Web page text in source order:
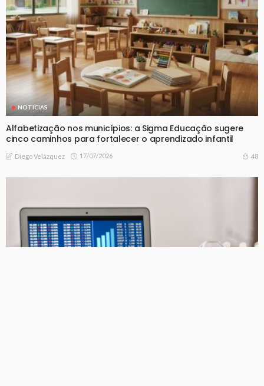
NOTICIAS
Alfabetização nos municípios: a Sigma Educação sugere
cinco caminhos para fortalecer o aprendizado infantil
Diego Velázquez 17/07/2026 48